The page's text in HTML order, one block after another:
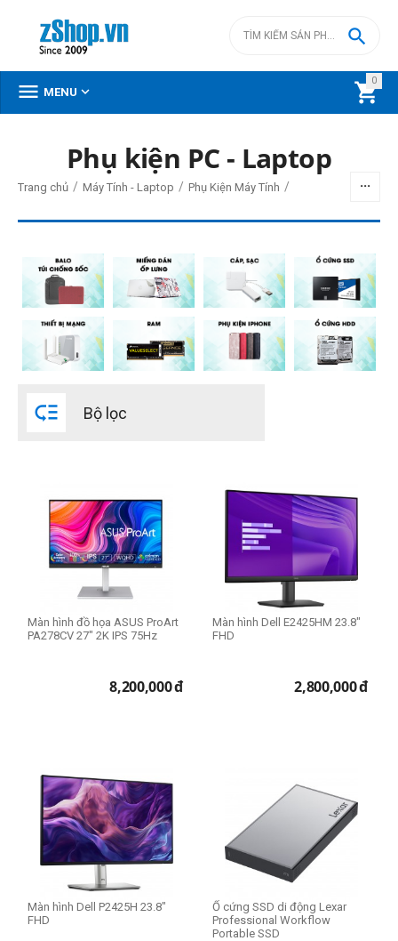
0


 MENU 
Menu
BỘ LỌC
Giá
đ – đ
14 inch
15.6 inch
19.5 inch
21.5 inch
23.8 inch
Kích thước Macbook
13 inch
Model
Phụ kiện PC - Laptop
Trang chủ / Máy Tính - Laptop / Phụ Kiện Máy Tính /
 Bộ lọc
Màn hình đồ họa ASUS ProArt
PA278CV 27" 2K IPS 75Hz
8,200,000đ
Màn hình Dell E2425HM 23.8"
FHD
2,800,000đ
Màn hình Dell P2425H 23.8"
FHD
Ổ cứng SSD di động Lexar
Professional Workflow
Portable SSD